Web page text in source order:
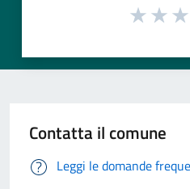
Contatta il comune
Leggi le domande